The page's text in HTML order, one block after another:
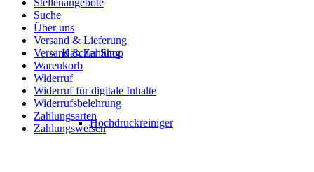
Kärcher Shop
Hochdruckreiniger
Suche
Über uns
Versand & Lieferung
Versand & Zahlung
Warenkorb
Widerruf
Widerruf für digitale Inhalte
Widerrufsbelehrung
Zahlungsarten
Zahlungsweisen